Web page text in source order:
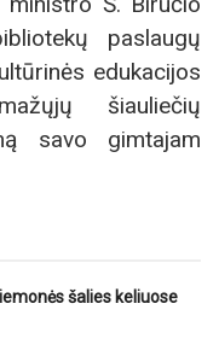
paslaugų
edukacijos
šiauliečių
savo gimtajam
šalies keliuose